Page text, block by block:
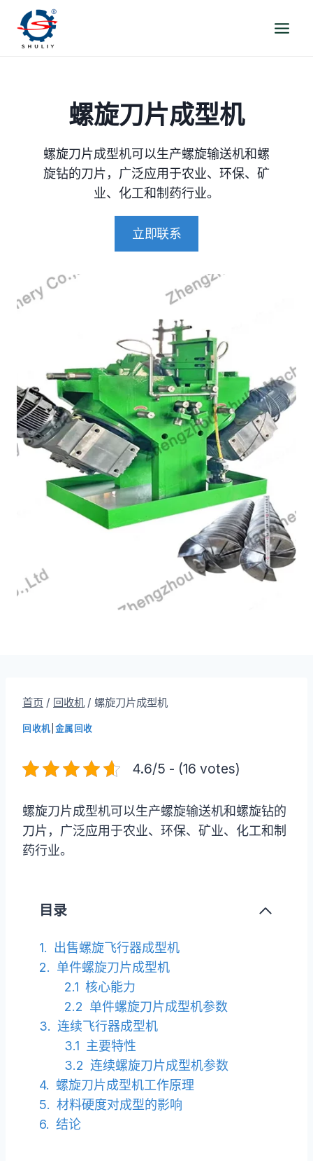
螺旋刀片成型机
螺旋刀片成型机可以生产螺旋输送机和螺
旋钻的刀片，广泛应用于农业、环保、矿
业、化工和制药行业。
立即联系
首页 / 回收机 / 螺旋刀片成型机
回收机 金属回收
4.6/5 - (16 votes)
螺旋刀片成型机可以生产螺旋输送机和螺旋钻的
刀片，广泛应用于农业、环保、矿业、化工和制
药行业。
目录
出售螺旋飞行器成型机
单件螺旋刀片成型机
核心能力
单件螺旋刀片成型机参数
连续飞行器成型机
主要特性
连续螺旋刀片成型机参数
螺旋刀片成型机工作原理
材料硬度对成型的影响
结论